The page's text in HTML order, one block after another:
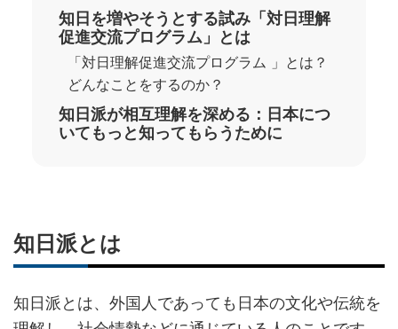
知日を増やそうとする試み「対日理解
促進交流プログラム」とは
「対日理解促進交流プログラム 」とは？
どんなことをするのか？
知日派が相互理解を深める：日本につ
いてもっと知ってもらうために
知日派とは
知日派とは、外国人であっても日本の文化や伝統を